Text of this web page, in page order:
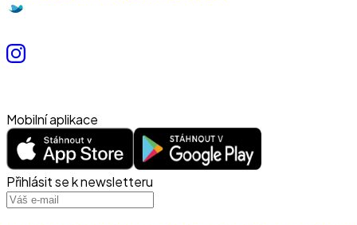
Mobilní aplikace
Přihlásit se k newsletteru